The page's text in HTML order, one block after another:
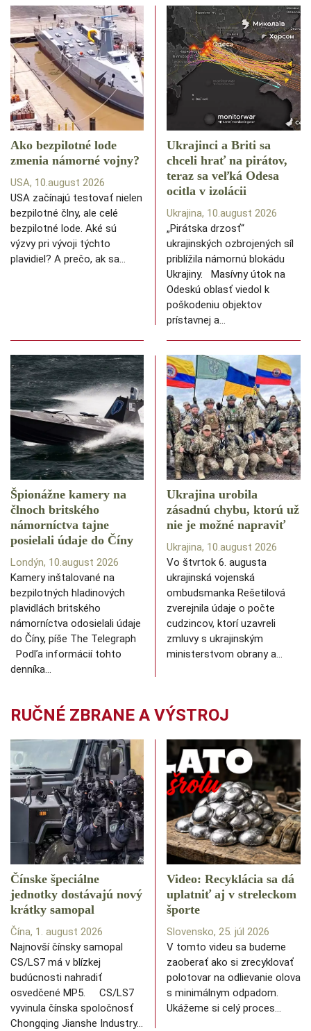
Ako bezpilotné lode
zmenia námorné vojny?
USA, 10.august 2026
USA začínajú testovať nielen
bezpilotné člny, ale celé
bezpilotné lode. Aké sú
výzvy pri vývoji týchto
plavidiel? A prečo, ak sa…
Ukrajinci a Briti sa
chceli hrať na pirátov,
teraz sa veľká Odesa
ocitla v izolácii
Ukrajina, 10.august 2026
„Pirátska drzosť“
ukrajinských ozbrojených síl
priblížila námornú blokádu
Ukrajiny. Masívny útok na
Odeskú oblasť viedol k
poškodeniu objektov
prístavnej a…
Špionážne kamery na
člnoch britského
námorníctva tajne
posielali údaje do Číny
Londýn, 10.august 2026
Kamery inštalované na
bezpilotných hladinových
plavidlách britského
námorníctva odosielali údaje
do Číny, píše The Telegraph
Podľa informácií tohto
denníka…
Ukrajina urobila
zásadnú chybu, ktorú už
nie je možné napraviť
Ukrajina, 10.august 2026
Vo štvrtok 6. augusta
ukrajinská vojenská
ombudsmanka Rešetilová
zverejnila údaje o počte
cudzincov, ktorí uzavreli
zmluvy s ukrajinským
ministerstvom obrany a…
RUČNÉ ZBRANE A VÝSTROJ
Čínske špeciálne
jednotky dostávajú nový
krátky samopal
Čína, 1. august 2026
Najnovší čínsky samopal
CS/LS7 má v blízkej
budúcnosti nahradiť
osvedčené MP5. CS/LS7
vyvinula čínska spoločnosť
Chongqing Jianshe Industry…
Video: Recyklácia sa dá
uplatniť aj v streleckom
športe
Slovensko, 25. júl 2026
V tomto videu sa budeme
zaoberať ako si zrecyklovať
polotovar na odlievanie olova
s minimálnym odpadom.
Ukážeme si celý proces…